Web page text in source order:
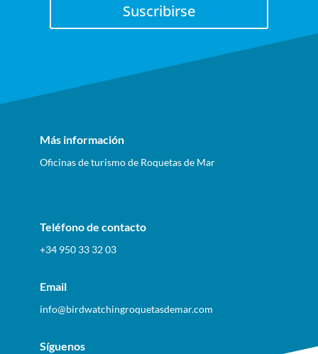
Suscribirse
Más información
Oficinas de turismo de Roquetas de Mar
Teléfono de contacto
+34 950 33 32 03
Email
info@birdwatchingroquetasdemar.com
Síguenos